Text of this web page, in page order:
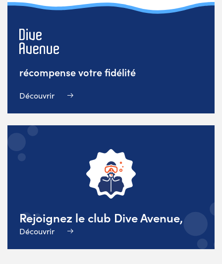
récompense votre fidélité
Découvrir
Rejoignez le club Dive Avenue,
Découvrir